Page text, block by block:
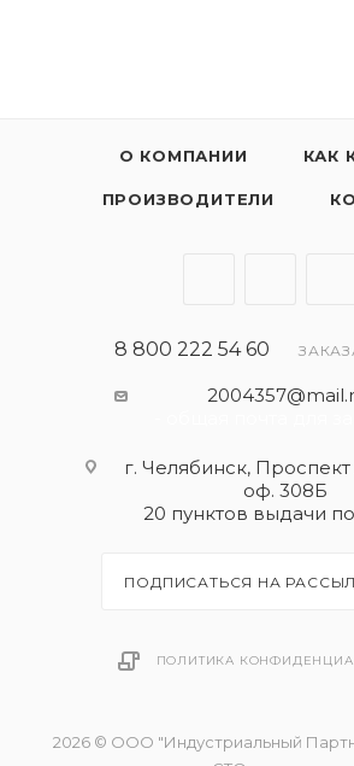
Рекомендации
VW 500.00
О КОМПАНИИ КАК
ПРОИЗВОДИТЕЛИ
8 800 222 54 60
г. Челябинск,
оф. 308Б
20 пунктов выдачи
ПОДПИСАТЬСЯ НА
ПОЛИТИКА
2026 © ООО "Индустриальный